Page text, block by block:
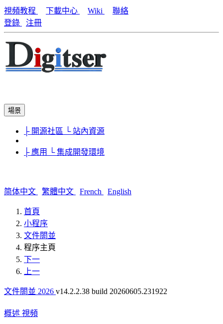
視頻教程 下載中心 Wiki
聯絡
登錄
注冊
場景
├ 開源社區 └ 站內資源
├ 應用 └ 集成開發環境
简体中文 繁體中文 French English
首頁
小程序
文件閤並
程序主頁
下一
上一
文件閤並 2026 v14.2.2.38 build 20260605.231922
概述 視頻